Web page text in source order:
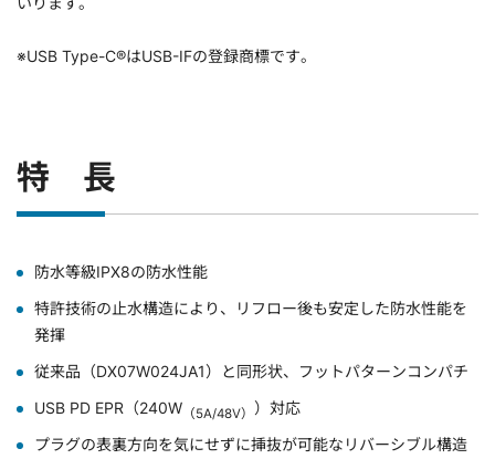
※USB Type-C®はUSB-IFの登録商標です。
特 長
防水等級IPX8の防水性能
特許技術の止水構造により、リフロー後も安定した防水性能を
発揮
従来品（DX07W024JA1）と同形状、フットパターンコンパチ
USB PD EPR（240W （5A/48V） ）対応
プラグの表裏方向を気にせずに挿抜が可能なリバーシブル構造